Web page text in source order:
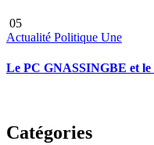
05
Actualité Politique Une
Le PC GNASSINGBE et le
Catégories